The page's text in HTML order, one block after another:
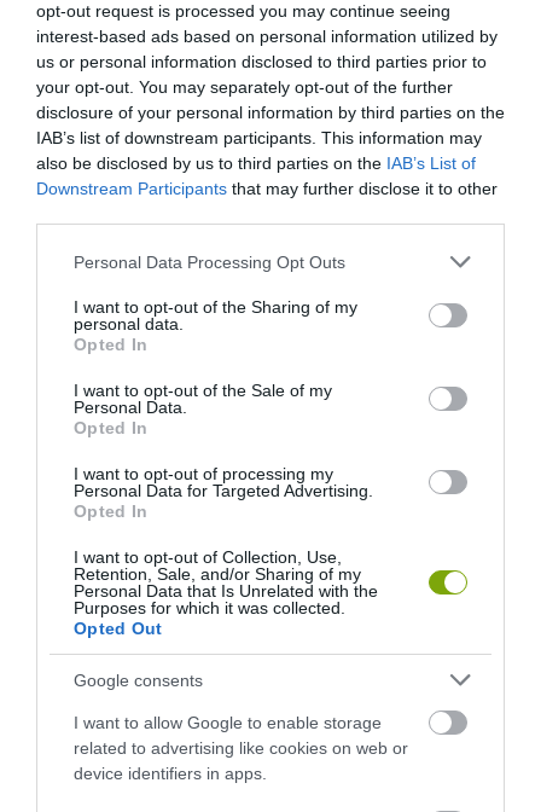
opt-out request is processed you may continue seeing
interest-based ads based on personal information utilized by
us or personal information disclosed to third parties prior to
your opt-out. You may separately opt-out of the further
disclosure of your personal information by third parties on the
IAB’s list of downstream participants. This information may
also be disclosed by us to third parties on the IAB’s List of
Downstream Participants that may further disclose it to other
Please note that this website/app uses one or more Google
not limited to your visit or usage behaviour. You may click to
grant or deny consent to Google and its third-party tags to
use your data for below specified purposes in below Google
consent section.
Personal Data Processing Opt Outs
I want to opt-out of the Sharing of my
personal data.
Opted In
I want to opt-out of the Sale of my
Personal Data.
Opted In
I want to opt-out of processing my
Personal Data for Targeted Advertising.
Opted In
I want to opt-out of Collection, Use,
Retention, Sale, and/or Sharing of my
Personal Data that Is Unrelated with the
Purposes for which it was collected.
Opted Out
Google consents
I want to allow Google to enable storage
related to advertising like cookies on web or
device identifiers in apps.